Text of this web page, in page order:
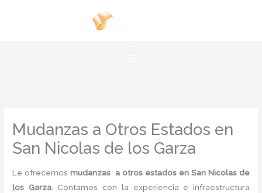
Mudanzas a Otros Estados en
San Nicolas de los Garza
Le ofrecemos mudanzas a otros estados en San Nicolas de
los Garza. Contamos con la experiencia e infraestructura